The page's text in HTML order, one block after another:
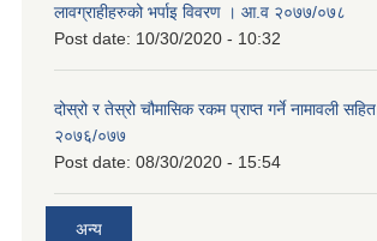
लावग्राहीहरुको भर्पाइ विवरण । आ.व २०७७/०७८
Post date: 10/30/2020 - 10:32
दोस्रो र तेस्रो चौमासिक रकम प्राप्त गर्ने नामावली सहित
२०७६/०७७
Post date: 08/30/2020 - 15:54
अन्य